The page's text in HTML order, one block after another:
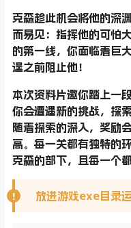
克森趁此机会将他的深
而易见：指挥他的可怕
的第一线，你面临着巨
逞之前阻止他！
本次资料片邀你踏上一
你会遭遇新的挑战，探
随着探索的深入，奖励
高。每一关都有独特的
克森的部下，且每一个
放进游戏exe目录